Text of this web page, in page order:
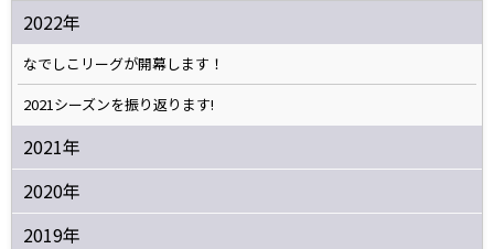
2022年
なでしこリーグが開幕します！
2021シーズンを振り返ります!
2021年
2020年
2019年